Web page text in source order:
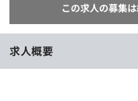
この求人の募集
求人概要